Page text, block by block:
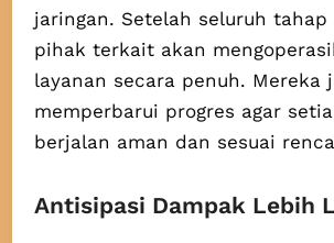
jaringan. Setelah seluruh tahap
pihak terkait akan
layanan secara penuh. Mereka
memperbarui progres agar
berjalan aman dan sesuai
Antisipasi Dampak Lebih